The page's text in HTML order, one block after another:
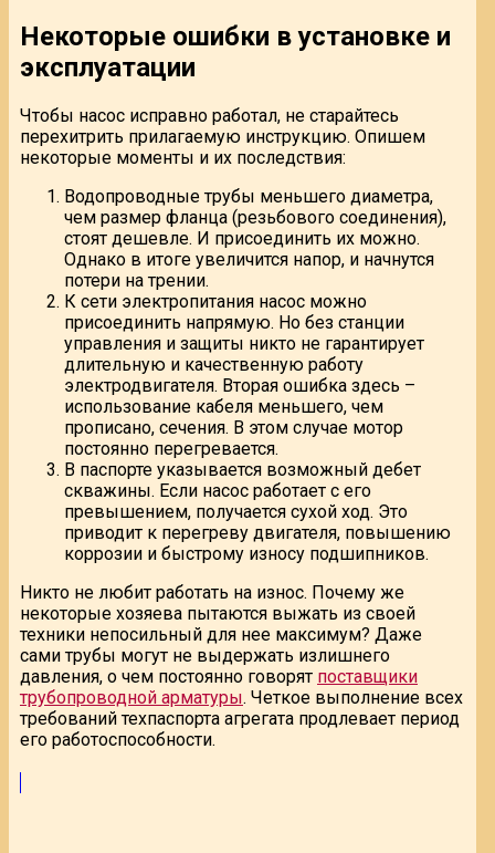
Некоторые ошибки в установке и
эксплуатации
Чтобы насос исправно работал, не старайтесь
перехитрить прилагаемую инструкцию. Опишем
некоторые моменты и их последствия:
Водопроводные трубы меньшего диаметра,
чем размер фланца (резьбового соединения),
стоят дешевле. И присоединить их можно.
Однако в итоге увеличится напор, и начнутся
потери на трении.
К сети электропитания насос можно
присоединить напрямую. Но без станции
управления и защиты никто не гарантирует
длительную и качественную работу
электродвигателя. Вторая ошибка здесь –
использование кабеля меньшего, чем
прописано, сечения. В этом случае мотор
постоянно перегревается.
В паспорте указывается возможный дебет
скважины. Если насос работает с его
превышением, получается сухой ход. Это
приводит к перегреву двигателя, повышению
коррозии и быстрому износу подшипников.
Никто не любит работать на износ. Почему же
некоторые хозяева пытаются выжать из своей
техники непосильный для нее максимум? Даже
сами трубы могут не выдержать излишнего
давления, о чем постоянно говорят поставщики
трубопроводной арматуры. Четкое выполнение всех
требований техпаспорта агрегата продлевает период
его работоспособности.